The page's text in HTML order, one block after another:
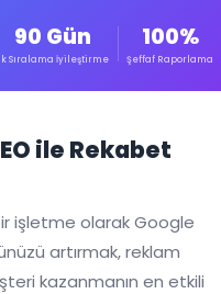
90 Gün
Sıralama İyileştirme
100%
Şeffaf Raporlama
ile Rekabet
işletme olarak Google
artırmak, reklam
kazanmanın en etkili